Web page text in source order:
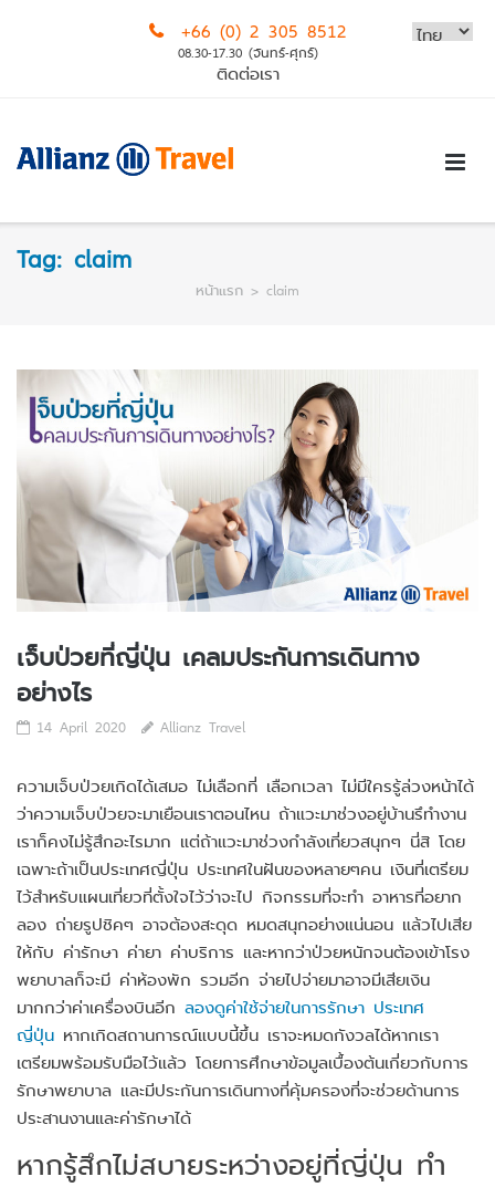
+66 (0) 2 305 8512
08.30-17.30 (จันทร์-ศุกร์)
ติดต่อเรา
Tag: claim
หน้าแรก > claim
เจ็บป่วยที่ญี่ปุ่น เคลมประกันการเดินทาง
อย่างไร
14 April 2020 Allianz Travel
ความเจ็บป่วยเกิดได้เสมอ ไม่เลือกที่ เลือกเวลา ไม่มีใครรู้ล่วงหน้าได้
ว่าความเจ็บป่วยจะมาเยือนเราตอนไหน ถ้าแวะมาช่วงอยู่บ้านรึทำงาน
เราก็คงไม่รู้สึกอะไรมาก แต่ถ้าแวะมาช่วงกำลังเที่ยวสนุกๆ นี่สิ โดย
เฉพาะถ้าเป็นประเทศญี่ปุ่น ประเทศในฝันของหลายๆคน เงินที่เตรียม
ไว้สำหรับแผนเที่ยวที่ตั้งใจไว้ว่าจะไป กิจกรรมที่จะทำ อาหารที่อยาก
ลอง ถ่ายรูปชิคๆ อาจต้องสะดุด หมดสนุกอย่างแน่นอน แล้วไปเสีย
ให้กับ ค่ารักษา ค่ายา ค่าบริการ และหากว่าป่วยหนักจนต้องเข้าโรง
พยาบาลก็จะมี ค่าห้องพัก รวมอีก จ่ายไปจ่ายมาอาจมีเสียเงิน
มากกว่าค่าเครื่องบินอีก ลองดูค่าใช้จ่ายในการรักษา ประเทศ
ญี่ปุ่น หากเกิดสถานการณ์แบบนี้ขึ้น เราจะหมดกังวลได้หากเรา
เตรียมพร้อมรับมือไว้แล้ว โดยการศึกษาข้อมูลเบื้องต้นเกี่ยวกับการ
รักษาพยาบาล และมีประกันการเดินทางที่คุ้มครองที่จะช่วยด้านการ
ประสานงานและค่ารักษาได้
หากรู้สึกไม่สบายระหว่างอยู่ที่ญี่ปุ่น ทำ